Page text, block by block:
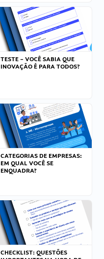
TESTE – VOCÊ SABIA QUE
INOVAÇÃO É PARA TODOS?
CATEGORIAS DE EMPRESAS:
EM QUAL VOCÊ SE
ENQUADRA?
CHECKLIST: QUESTÕES